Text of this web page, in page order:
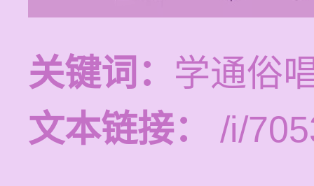
关键词： 学通俗
文本链接：
/i/